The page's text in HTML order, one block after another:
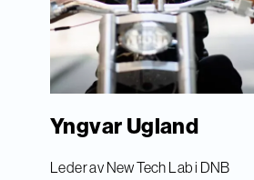
Yngvar Ugland
Leder av New Tech Lab i DNB